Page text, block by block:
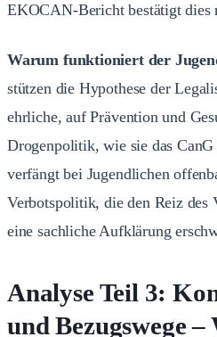
EKOCAN-Bericht bestätigt dies
Warum funktioniert der
stützen die Hypothese der
ehrliche, auf Prävention und
Drogenpolitik, wie sie das
verfängt bei Jugendlichen
Verbotspolitik, die den Reiz des
eine sachliche Aufklärung
Analyse Teil 3:
und Bezugswege –